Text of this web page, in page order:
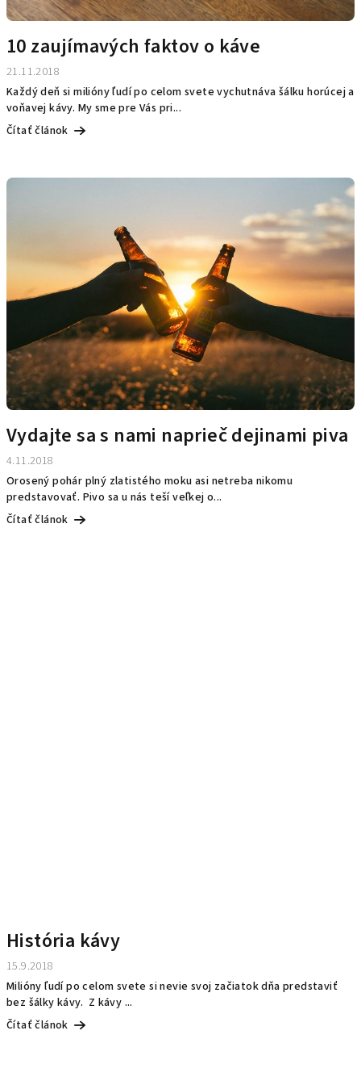
v
10 zaujímavých faktov o káve
21.11.2018
Každý deň si milióny ľudí po celom svete vychutnáva šálku horúcej a
voňavej kávy. My sme pre Vás pri...
Čítať článok
Vydajte sa s nami naprieč dejinami piva
4.11.2018
Orosený pohár plný zlatistého moku asi netreba nikomu
predstavovať. Pivo sa u nás teší veľkej o...
Čítať článok
História kávy
15.9.2018
Milióny ľudí po celom svete si nevie svoj začiatok dňa predstaviť
bez šálky kávy. Z kávy ...
Čítať článok